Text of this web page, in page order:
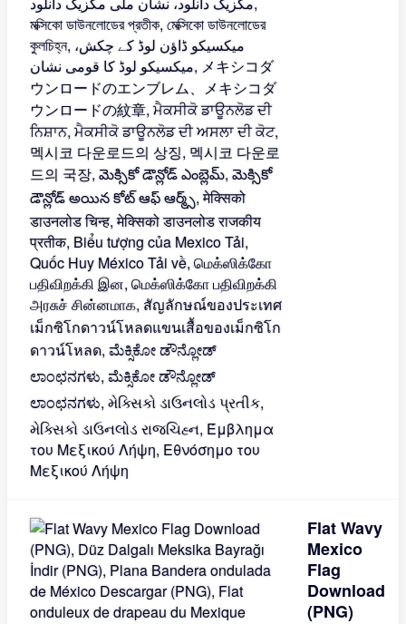
Flat Wavy
Mexico
Flag
Download
(PNG)